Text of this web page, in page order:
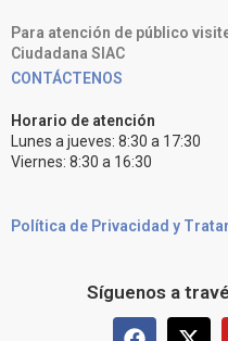
Para atención de público
Ciudadana SIAC
CONTÁCTENOS
Horario de atención
Lunes a jueves: 8:30 a 17:30
Viernes: 8:30 a 16:30
Política de Privacidad y
Síguenos a